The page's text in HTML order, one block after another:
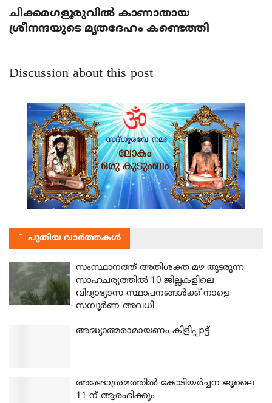
ചിക്കമഗളൂരുവില്‍ കാണാതായ
ശ്രീനന്ദയുടെ മൃതദേഹം കണ്ടെത്തി
Discussion about this post
പുതിയ വാർത്തകൾ
സംസ്ഥാനത്ത് അതിശക്ത മഴ തുടരുന്ന
സാഹചര്യത്തിൽ 10 ജില്ലകളിലെ
വിദ്യാഭ്യാസ സ്ഥാപനങ്ങൾക്ക് നാളെ
സമ്പൂർണ അവധി
അദ്ധ്യാത്മരാമായണം കിളിപ്പാട്ട്
അഭേദാശ്രമത്തില്‍ കോടിയര്‍ച്ചന ജൂലൈ
11 ന് ആരംഭിക്കും